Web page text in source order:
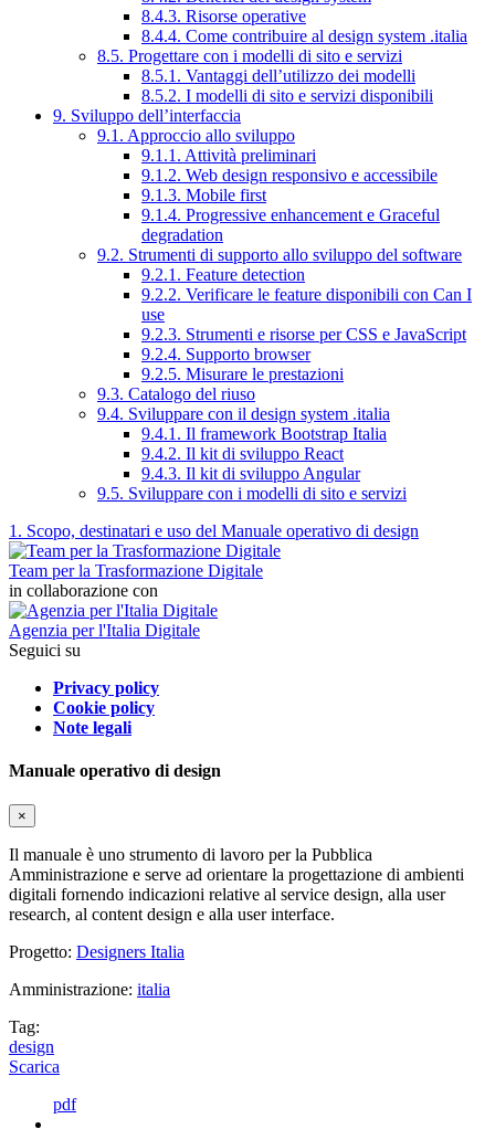
8.4.3. Risorse operative
8.4.4. Come contribuire al design system .italia
8.5. Progettare con i modelli di sito e servizi
8.5.1. Vantaggi dell’utilizzo dei modelli
8.5.2. I modelli di sito e servizi disponibili
9. Sviluppo dell’interfaccia
9.1. Approccio allo sviluppo
9.1.1. Attività preliminari
9.1.2. Web design responsivo e accessibile
9.1.3. Mobile first
9.1.4. Progressive enhancement e Graceful
degradation
9.2. Strumenti di supporto allo sviluppo del software
9.2.1. Feature detection
9.2.2. Verificare le feature disponibili con Can I
use
9.2.3. Strumenti e risorse per CSS e JavaScript
9.2.4. Supporto browser
9.2.5. Misurare le prestazioni
9.3. Catalogo del riuso
9.4. Sviluppare con il design system .italia
9.4.1. Il framework Bootstrap Italia
9.4.2. Il kit di sviluppo React
9.4.3. Il kit di sviluppo Angular
9.5. Sviluppare con i modelli di sito e servizi
1. Scopo, destinatari e uso del Manuale operativo di design
Team per la Trasformazione Digitale
in collaborazione con
Agenzia per l'Italia Digitale
Seguici su
Privacy policy
Cookie policy
Note legali
Manuale operativo di design
×
Il manuale è uno strumento di lavoro per la Pubblica
Amministrazione e serve ad orientare la progettazione di ambienti
digitali fornendo indicazioni relative al service design, alla user
research, al content design e alla user interface.
Progetto: Designers Italia
Amministrazione: italia
Tag:
design
Scarica
pdf